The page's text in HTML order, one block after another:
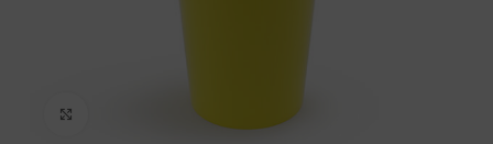
Kliknij aby powiększyć